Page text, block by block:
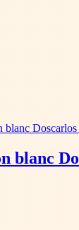
blanc